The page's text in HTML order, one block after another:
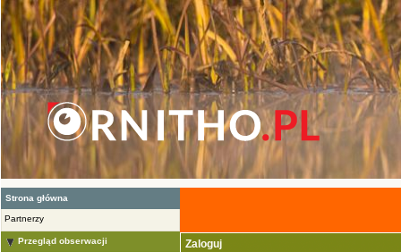
Strona główna
Partnerzy
Przegląd obserwacji Zaloguj